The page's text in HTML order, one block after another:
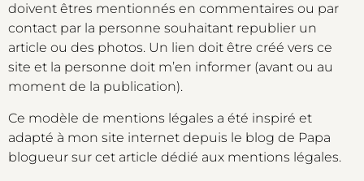
doivent êtres mentionnés en commentaires ou par
contact par la personne souhaitant republier un
article ou des photos. Un lien doit être créé vers ce
site et la personne doit m’en informer (avant ou au
moment de la publication).
Ce modèle de mentions légales a été inspiré et
adapté à mon site internet depuis le blog de Papa
blogueur sur cet article dédié aux mentions légales.